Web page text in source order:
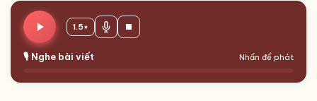
🎙️ Nghe bài viết Nhấn để phát
1.5×